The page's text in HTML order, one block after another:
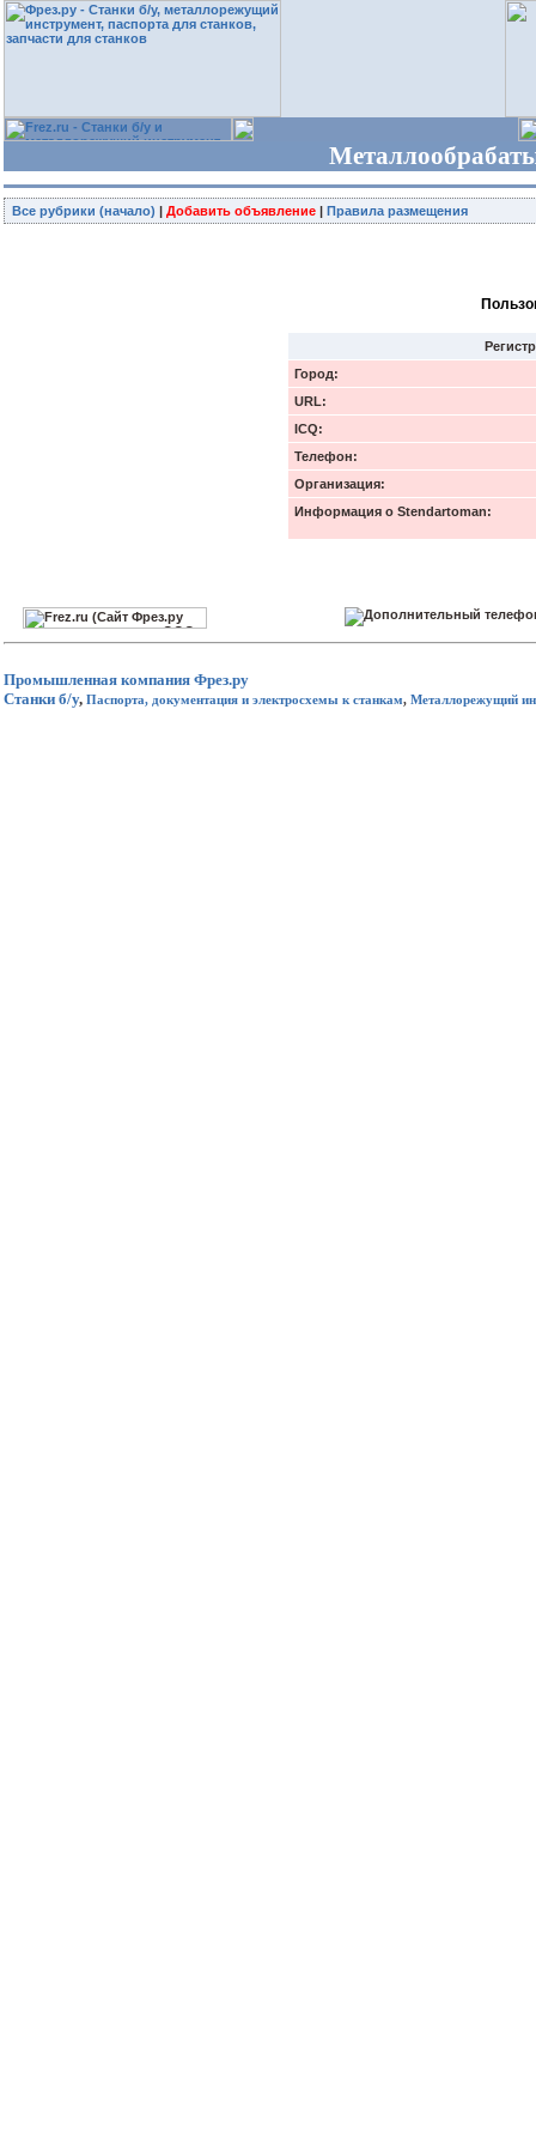
Все рубрики (начало) | Добавить объявление | Правила размещения
Город:
URL:
ICQ:
Телефон:
Организация:
Информация о Stendartoman:
Промышленная компания Фрез.ру
Станки б/у, Паспорта, документация и электросхемы к станкам, Металлорежущий